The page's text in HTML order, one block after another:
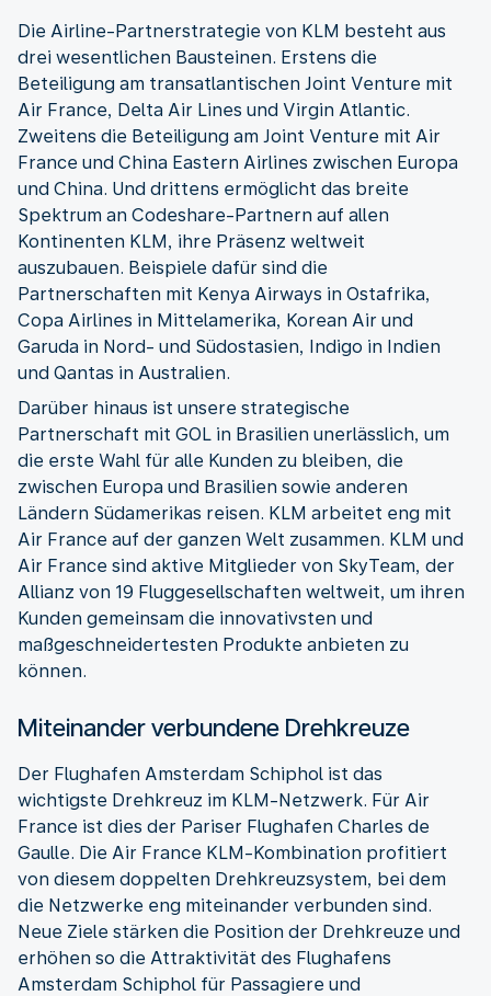
Die Airline-Partnerstrategie von KLM besteht aus
drei wesentlichen Bausteinen. Erstens die
Beteiligung am transatlantischen Joint Venture mit
Air France, Delta Air Lines und Virgin Atlantic.
Zweitens die Beteiligung am Joint Venture mit Air
France und China Eastern Airlines zwischen Europa
und China. Und drittens ermöglicht das breite
Spektrum an Codeshare-Partnern auf allen
Kontinenten KLM, ihre Präsenz weltweit
auszubauen. Beispiele dafür sind die
Partnerschaften mit Kenya Airways in Ostafrika,
Copa Airlines in Mittelamerika, Korean Air und
Garuda in Nord- und Südostasien, Indigo in Indien
und Qantas in Australien.
Darüber hinaus ist unsere strategische
Partnerschaft mit GOL in Brasilien unerlässlich, um
die erste Wahl für alle Kunden zu bleiben, die
zwischen Europa und Brasilien sowie anderen
Ländern Südamerikas reisen. KLM arbeitet eng mit
Air France auf der ganzen Welt zusammen. KLM und
Air France sind aktive Mitglieder von SkyTeam, der
Allianz von 19 Fluggesellschaften weltweit, um ihren
Kunden gemeinsam die innovativsten und
maßgeschneidertesten Produkte anbieten zu
können.
Miteinander verbundene Drehkreuze
Der Flughafen Amsterdam Schiphol ist das
wichtigste Drehkreuz im KLM-Netzwerk. Für Air
France ist dies der Pariser Flughafen Charles de
Gaulle. Die Air France KLM-Kombination profitiert
von diesem doppelten Drehkreuzsystem, bei dem
die Netzwerke eng miteinander verbunden sind.
Neue Ziele stärken die Position der Drehkreuze und
erhöhen so die Attraktivität des Flughafens
Amsterdam Schiphol für Passagiere und